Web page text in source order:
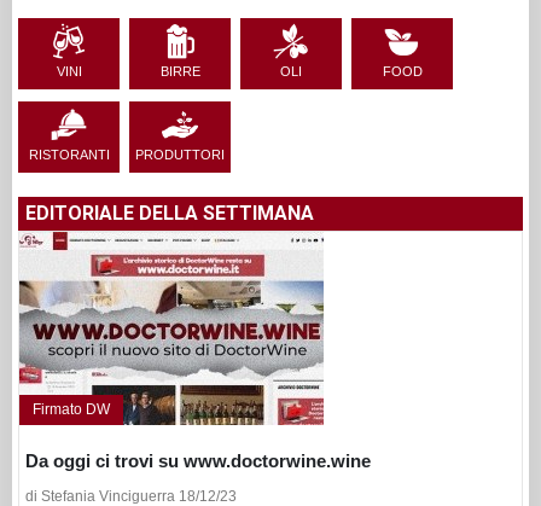
VINI BIRRE OLI FOOD
RISTORANTI PRODUTTORI
EDITORIALE DELLA SETTIMANA
Firmato DW
Da oggi ci trovi su www.doctorwine.wine
di Stefania Vinciguerra 18/12/23